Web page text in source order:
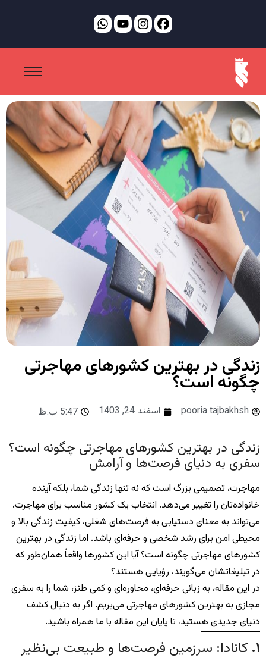
زندگی در بهترین کشورهای مهاجرتی
چگونه است؟
pooria tajbakhsh اسفند 24, 1403 5:47 ب.ظ
زندگی در بهترین کشورهای مهاجرتی چگونه است؟
سفری به دنیای فرصت‌ها و آرامش
مهاجرت، تصمیمی بزرگ است که نه تنها زندگی شما، بلکه آینده
خانواده‌تان را تغییر می‌دهد. انتخاب یک کشور مناسب برای مهاجرت،
می‌تواند به معنای دستیابی به فرصت‌های شغلی، کیفیت زندگی بالا و
محیطی امن برای رشد شخصی و حرفه‌ای باشد. اما زندگی در بهترین
کشورهای مهاجرتی چگونه است؟ آیا این کشورها واقعاً همان‌طور که
در تبلیغاتشان می‌گویند، رؤیایی هستند؟
در این مقاله، به زبانی حرفه‌ای، محاوره‌ای و کمی طنز، شما را به سفری
مجازی به بهترین کشورهای مهاجرتی می‌بریم. اگر به دنبال کشف
دنیای جدیدی هستید، تا پایان این مقاله با ما همراه باشید.
۱. کانادا: سرزمین فرصت‌ها و طبیعت بی‌نظیر